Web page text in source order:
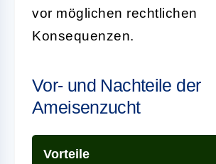
vor möglichen rechtlichen
Konsequenzen.
Vor- und Nachteile der
Ameisenzucht
Vorteile